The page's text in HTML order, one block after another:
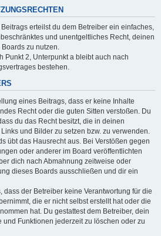
erteilst du dem Betreiber ein einfaches,
und unentgeltliches Recht, deinen
zu nutzen.
Punkt 2, Unterpunkt a bleibt auch nach
bestehen.
eines Beitrags, dass er keine Inhalte
Recht oder die guten Sitten verstoßen. Du
du das Recht besitzt, die in deinen
und Bilder zu setzen bzw. zu verwenden.
übt das Hausrecht aus. Bei Verstößen gegen
oder anderer im Board veröffentlichten
dich nach Abmahnung zeitweise oder
dieses Boards ausschließen und dir ein
dass der Betreiber keine Verantwortung für die
die er nicht selbst erstellt hat oder die
hat. Du gestattest dem Betreiber, dein
und Funktionen jederzeit zu löschen oder zu